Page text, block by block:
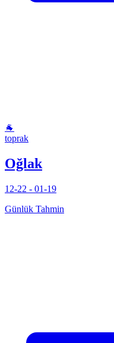
🐐
toprak
Oğlak
12-22 - 01-19
Günlük Tahmin